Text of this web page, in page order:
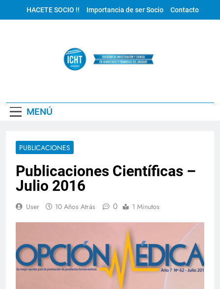
HACETE SOCIO !! Importancia de ser Socio Contacto
MENÚ
PUBLICACIONES
Publicaciones Científicas –
Julio 2016
User 10 Años Atrás 0 1 Minutos